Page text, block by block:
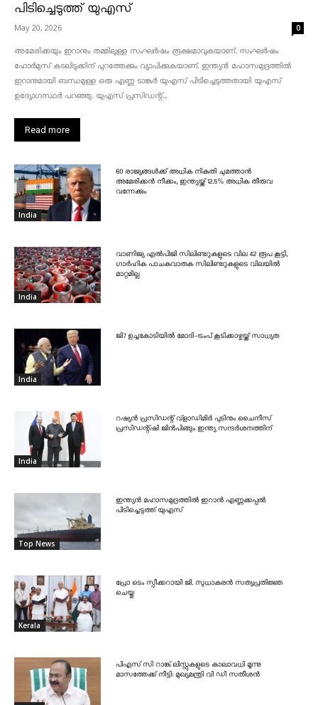
പിടിച്ചെടുത്ത് യുഎസ്
May 20, 2026 0
അമേരിക്കയും ഇറാനും തമ്മിലുള്ള സംഘർഷം രൂക്ഷമാവുകയാണ്. സംഘർഷം
ഹോർമുസ് കടലിടുക്കിന് പുറത്തേക്കും വ്യാപിക്കുകയാണ്. ഇന്ത്യൻ മഹാസമുദ്രത്തിൽ
ഇറാനുമായി ബന്ധമുള്ള ഒരു എണ്ണ ടാങ്കർ യുഎസ് പിടിച്ചെടുത്തതായി യുഎസ്
ഉദ്യോഗസ്ഥർ പറഞ്ഞു. യുഎസ് പ്രസിഡന്റ്...
Read more
India
60 രാജ്യങ്ങൾക്ക് അധിക നികുതി ചുമത്താൻ
അമേരിക്കൻ നീക്കം, ഇന്ത്യയ്ക്ക് 12.5% അധിക തീരുവ
വന്നേക്കും
India
വാണിജ്യ എൽപിജി സിലിണ്ടറുകളുടെ വില 42 രൂപ കൂട്ടി,
ഗാർഹിക പാചകവാതക സിലിണ്ടറുകളുടെ വിലയിൽ
മാറ്റമില്ല
India
ജി7 ഉച്ചകോടിയിൽ മോദി-ട്രംപ് കൂടിക്കാഴ്ചയ്ക്ക് സാധ്യത
India
റഷ്യൻ പ്രസിഡന്റ് വ്‌ളാഡിമിർ പുടിനും ചൈനീസ്
പ്രസിഡന്റ്ഷി ജിൻപിങ്ങും ഇന്ത്യ സന്ദർശനത്തിന്
Top News
ഇന്ത്യൻ മഹാസമുദ്രത്തിൽ ഇറാൻ എണ്ണക്കപ്പൽ
പിടിച്ചെടുത്ത് യുഎസ്
Kerala
പ്രോ ടെം സ്പീക്കറായി ജി. സുധാകരൻ സത്യപ്രതിജ്ഞ
ചെയ്തു
പിഎസ് സി റാങ്ക് ലിസ്റ്റുകളുടെ കാലാവധി മൂന്നു
മാസത്തേക്ക് നീട്ടി: മുഖ്യമന്ത്രി വി ഡി സതീശൻ